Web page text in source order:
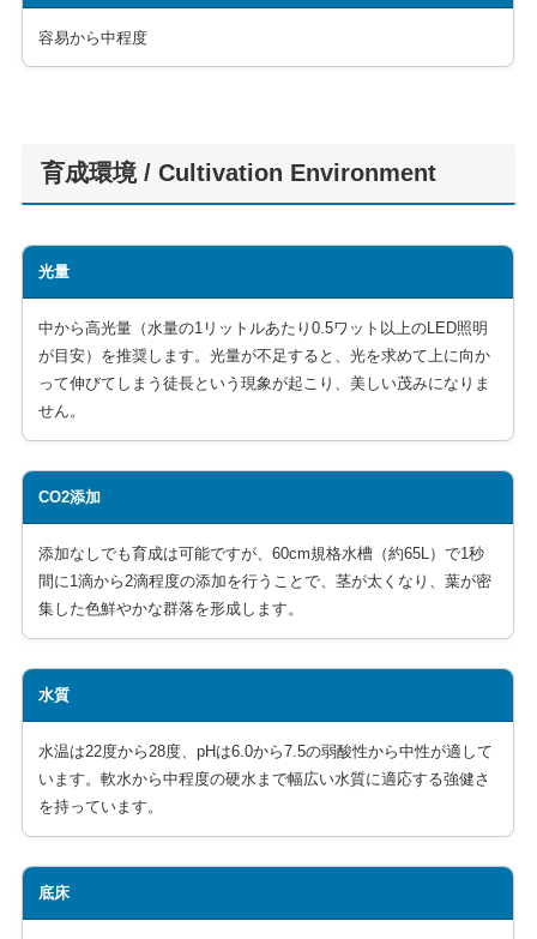
容易から中程度
育成環境 / Cultivation Environment
光量
中から高光量（水量の1リットルあたり0.5ワット以上のLED照明
が目安）を推奨します。光量が不足すると、光を求めて上に向か
って伸びてしまう徒長という現象が起こり、美しい茂みになりま
せん。
CO2添加
添加なしでも育成は可能ですが、60cm規格水槽（約65L）で1秒
間に1滴から2滴程度の添加を行うことで、茎が太くなり、葉が密
集した色鮮やかな群落を形成します。
水質
水温は22度から28度、pHは6.0から7.5の弱酸性から中性が適して
います。軟水から中程度の硬水まで幅広い水質に適応する強健さ
を持っています。
底床